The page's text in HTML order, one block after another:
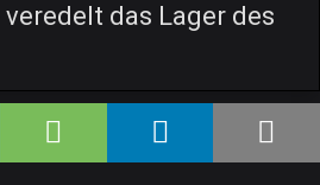
das Lager des